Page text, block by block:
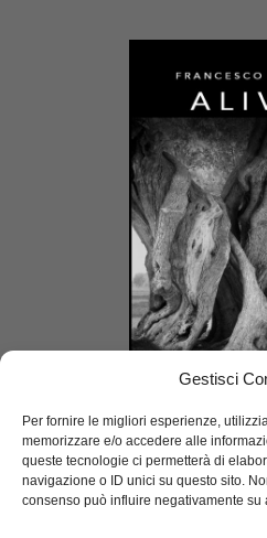
Gestisci
Per fornire le migliori esperienze,
memorizzare e/o accedere alle
queste tecnologie ci permetterà di
navigazione o ID unici su questo sito.
consenso può influire negativamente